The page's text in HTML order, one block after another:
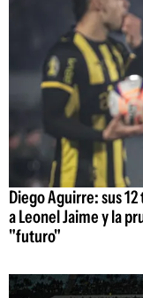
Diego Aguirre: sus
a Leonel Jaime y la
"futuro"